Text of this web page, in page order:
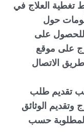
العلاج في
حول
على
على موقع
الاتصال
تقديم طلب
وتقديم الوثائق
حسب